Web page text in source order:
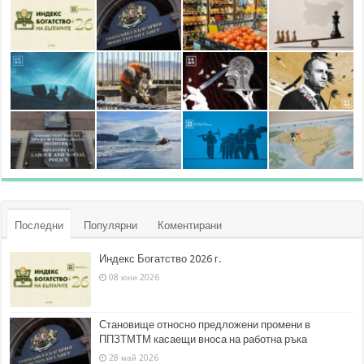
Последни Популярни Коментирани
Индекс Богатство 2026 г.
08 юни 2026
Становище относно предложени промени в
ППЗТМТМ касаещи вноса на работна ръка
28 май 2026